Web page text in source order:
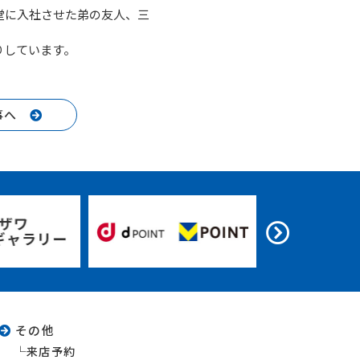
入社させた弟の友人、三
ています。
へ
その他
来店予約